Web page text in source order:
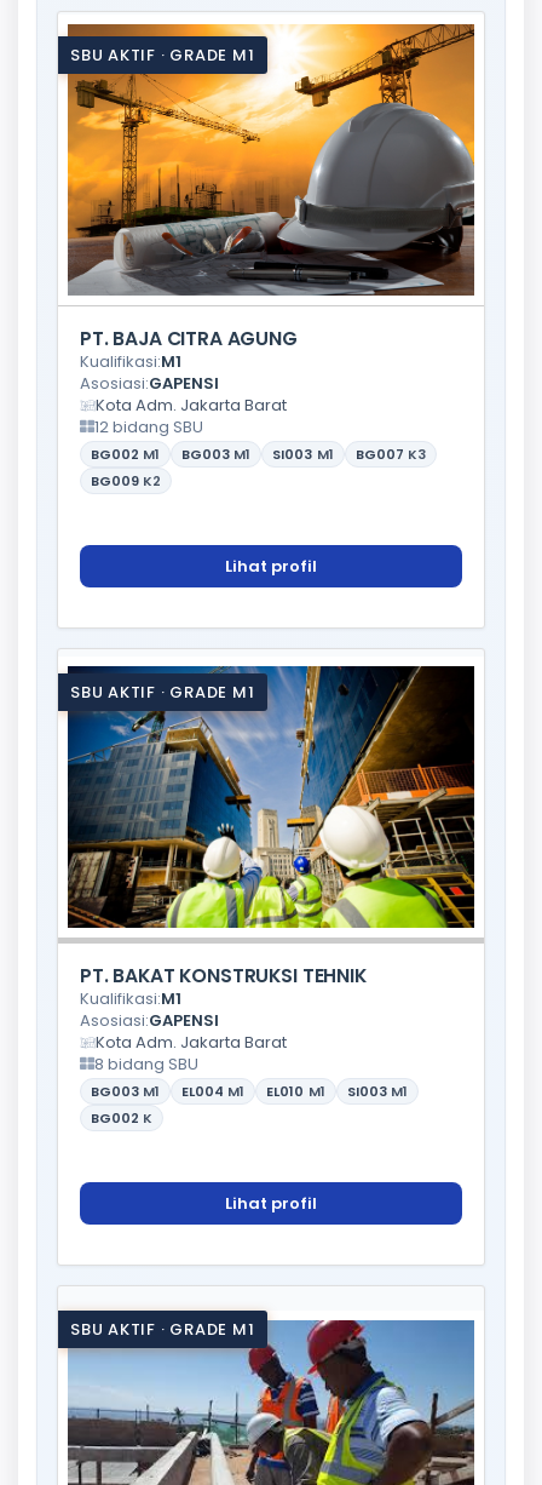
SBU AKTIF · GRADE M1
PT. BAJA CITRA AGUNG
Kualifikasi:M1
Asosiasi:GAPENSI
Kota Adm. Jakarta Barat
12 bidang SBU
BG002 M1 BG003 M1 SI003 M1 BG007 K3
BG009 K2
Lihat profil
SBU AKTIF · GRADE M1
PT. BAKAT KONSTRUKSI TEHNIK
Kualifikasi:M1
Asosiasi:GAPENSI
Kota Adm. Jakarta Barat
8 bidang SBU
BG003 M1 EL004 M1 EL010 M1 SI003 M1
BG002 K
Lihat profil
SBU AKTIF · GRADE M1